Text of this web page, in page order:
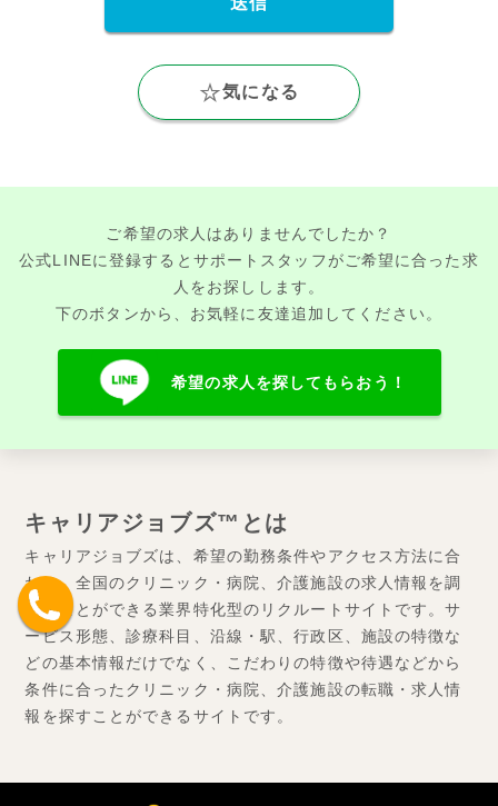
気になる
ご希望の求人はありませんでしたか？
公式LINEに登録するとサポートスタッフがご希望に合った求
人をお探しします。
下のボタンから、お気軽に友達追加してください。
希望の求人を探してもらおう！
キャリアジョブズ™とは
キャリアジョブズは、希望の勤務条件やアクセス方法に合
わせ、全国のクリニック・病院、介護施設の求人情報を調
べることができる業界特化型のリクルートサイトです。サ
ービス形態、診療科目、沿線・駅、行政区、施設の特徴な
どの基本情報だけでなく、こだわりの特徴や待遇などから
条件に合ったクリニック・病院、介護施設の転職・求人情
報を探すことができるサイトです。